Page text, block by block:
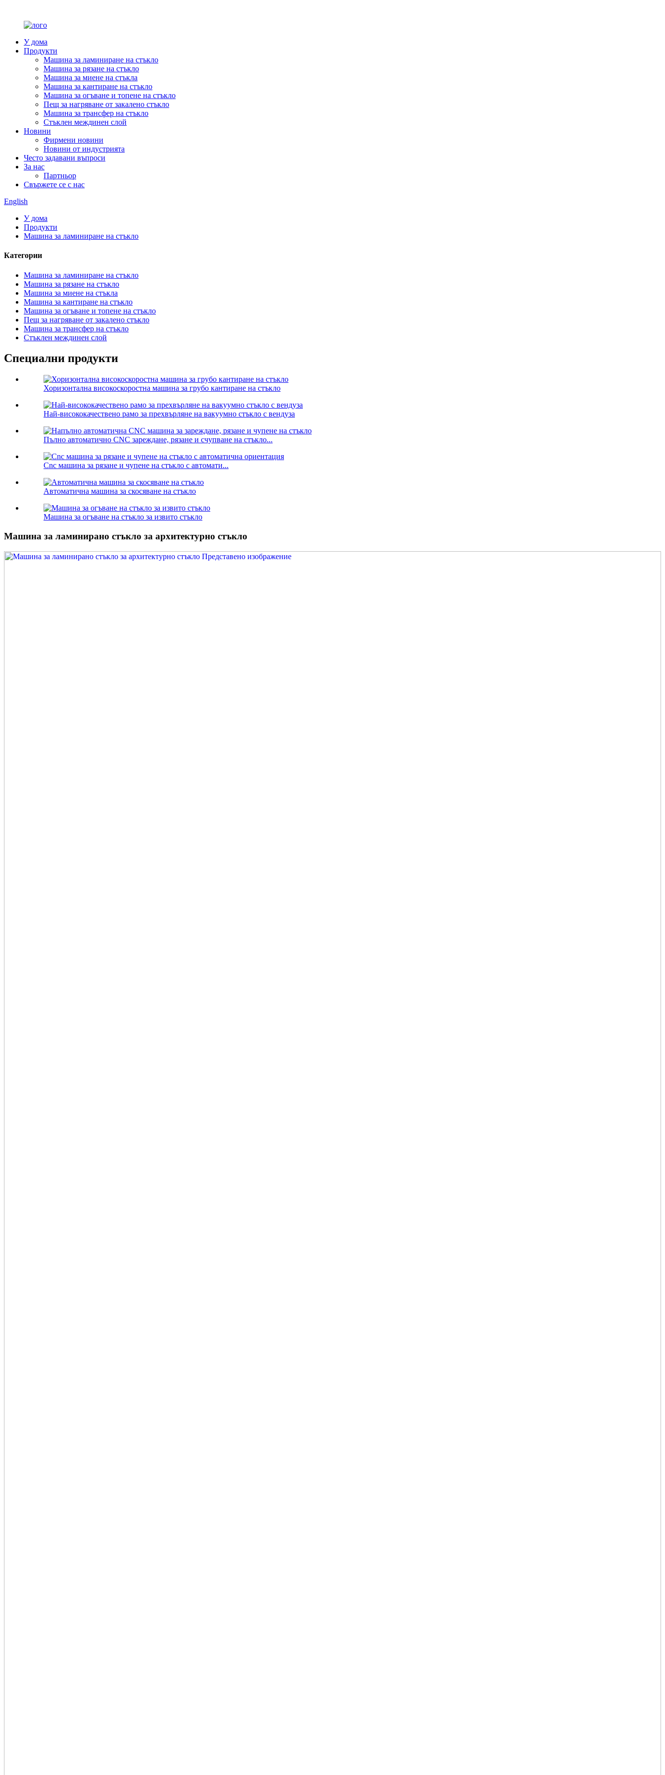
У дома
Продукти
Машина за ламиниране на стъкло
Машина за рязане на стъкло
Машина за миене на стъкла
Машина за кантиране на стъкло
Машина за огъване и топене на стъкло
Пещ за нагряване от закалено стъкло
Машина за трансфер на стъкло
Стъклен междинен слой
Новини
Фирмени новини
Новини от индустрията
Често задавани въпроси
За нас
Партньор
Свържете се с нас
English
У дома
Продукти
Машина за ламиниране на стъкло
Категории
Машина за ламиниране на стъкло
Машина за рязане на стъкло
Машина за миене на стъкла
Машина за кантиране на стъкло
Машина за огъване и топене на стъкло
Пещ за нагряване от закалено стъкло
Машина за трансфер на стъкло
Стъклен междинен слой
Специални продукти
Хоризонтална високоскоростна машина за грубо кантиране на стъкло
Най-висококачествено рамо за прехвърляне на вакуумно стъкло с вендуза
Пълно автоматично CNC зареждане, рязане и счупване на стъкло...
Cnc машина за рязане и чупене на стъкло с автомати...
Автоматична машина за скосяване на стъкло
Машина за огъване на стъкло за извито стъкло
Машина за ламинирано стъкло за архитектурно стъкло